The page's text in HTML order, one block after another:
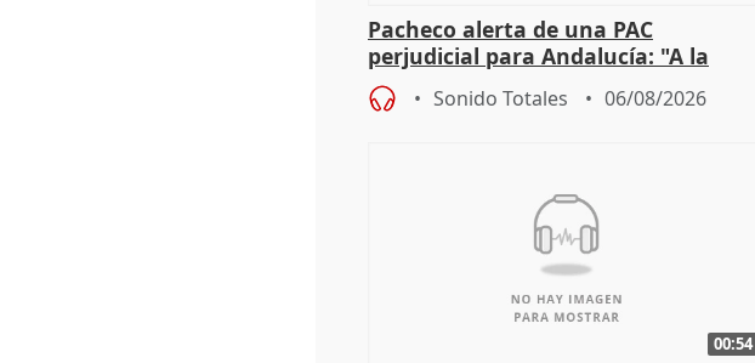
Pacheco alerta de una PAC
perjudicial para Andalucía: "A la
agricultura hay que protegerla"
Sonido Totales 06/08/2026
00:54